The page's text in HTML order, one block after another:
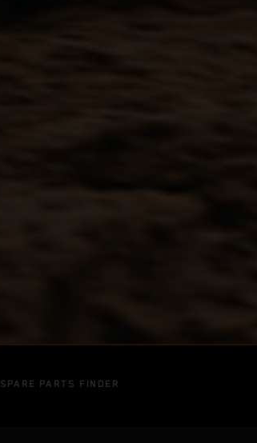
SPARE PARTS FINDER